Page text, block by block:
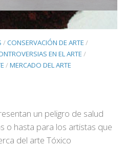
/CONSERVACIÓN DE ARTE /
EN EL ARTE /
/MERCADO DEL ARTE
un peligro de salud
o hasta para los artistas que
del arte Tóxico